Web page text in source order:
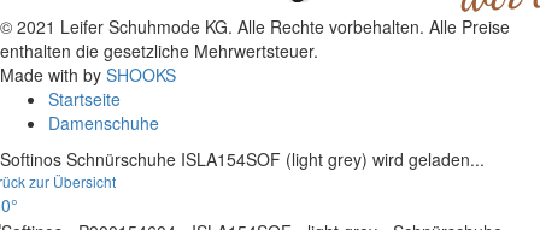
© 2021 Leifer Schuhmode KG. Alle Rechte vorbehalten. Alle Preise
enthalten die gesetzliche Mehrwertsteuer.
Made with by SHOOKS
Startseite
Damenschuhe
Softinos Schnürschuhe ISLA154SOF (light grey) wird geladen...
zur Übersicht